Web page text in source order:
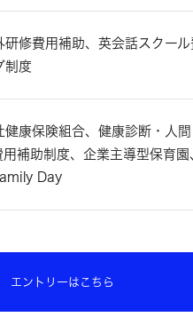
修費用補助、英会話スクー
制度
健康保険組合、健康診断・人
補助制度、企業主導型保育
Day
エントリーはこちら